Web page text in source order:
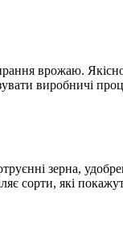
врожаю.
виробничі
зерна,
сорти, які